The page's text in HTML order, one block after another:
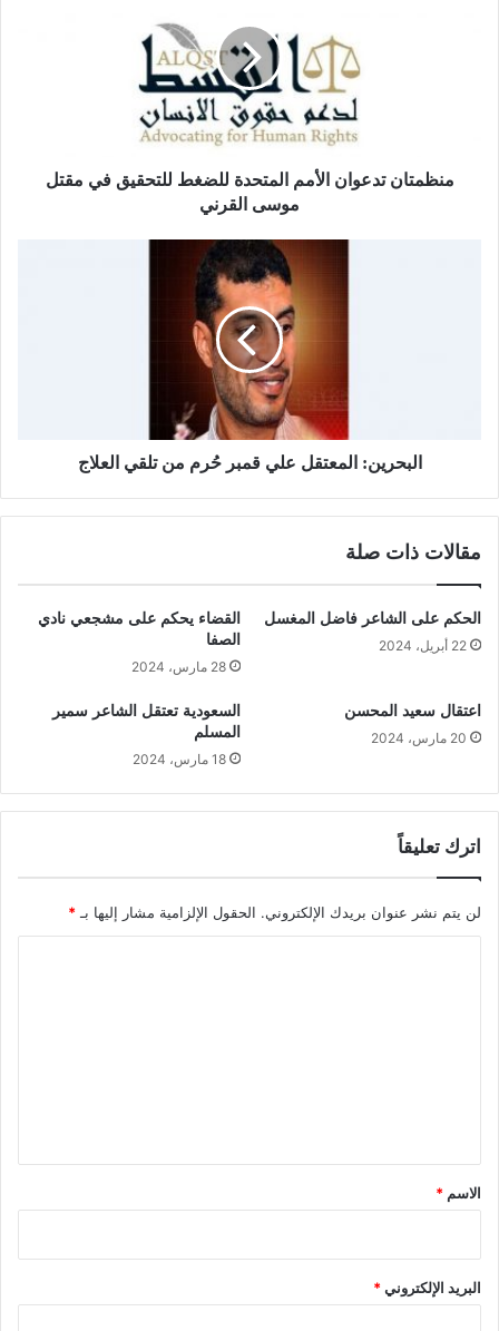
منظمتان تدعوان الأمم المتحدة للضغط للتحقيق في مقتل
موسى القرني
البحرين: المعتقل علي قمبر حُرم من تلقي العلاج
مقالات ذات صلة
الحكم على الشاعر فاضل المغسل
22 أبريل، 2024
القضاء يحكم على مشجعي نادي
الصفا
28 مارس، 2024
اعتقال سعيد المحسن
20 مارس، 2024
السعودية تعتقل الشاعر سمير
المسلم
18 مارس، 2024
اترك تعليقاً
لن يتم نشر عنوان بريدك الإلكتروني. الحقول الإلزامية مشار إليها بـ *
*
الاسم *
البريد الإلكتروني*